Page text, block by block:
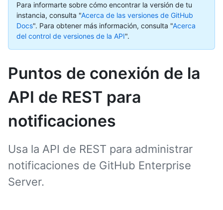
Para informarte sobre cómo encontrar la versión de tu
instancia, consulta "Acerca de las versiones de GitHub
Docs". Para obtener más información, consulta "Acerca
del control de versiones de la API".
Puntos de conexión de la
API de REST para
notificaciones
Usa la API de REST para administrar
notificaciones de GitHub Enterprise
Server.